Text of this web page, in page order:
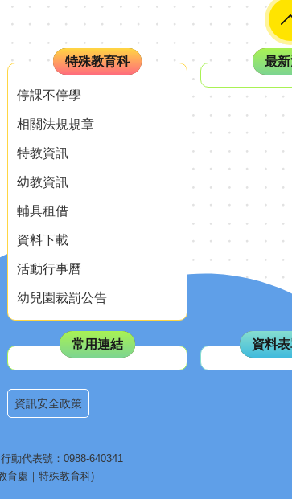
特殊教育科
停課不停學
相關法規規章
特教資訊
幼教資訊
輔具租借
資料下載
活動行事曆
幼兒園裁罰公告
最
常用連結 資料
資訊安全政策
動代表號：0988-640341
育處｜特殊教育科)